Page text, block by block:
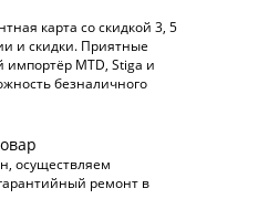
карта со скидкой 3, 5
и скидки. Приятные
MTD, Stiga и
безналичного
осуществляем
ремонт в